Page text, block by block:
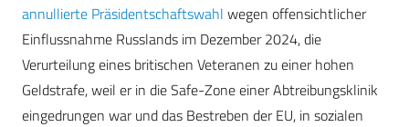
annullierte Präsidentschaftswahl wegen offensichtlicher
Einflussnahme Russlands im Dezember 2024, die
Verurteilung eines britischen Veteranen zu einer hohen
Geldstrafe, weil er in die Safe-Zone einer Abtreibungsklinik
eingedrungen war und das Bestreben der EU, in sozialen